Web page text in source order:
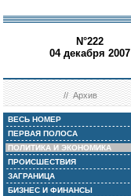
N°222
04 декабря 2007
//Архив
ВЕСЬ НОМЕР
ПЕРВАЯ ПОЛОСА
ПОЛИТИКА И ЭКОНОМИКА
ПРОИСШЕСТВИЯ
ЗАГРАНИЦА
БИЗНЕС И ФИНАНСЫ